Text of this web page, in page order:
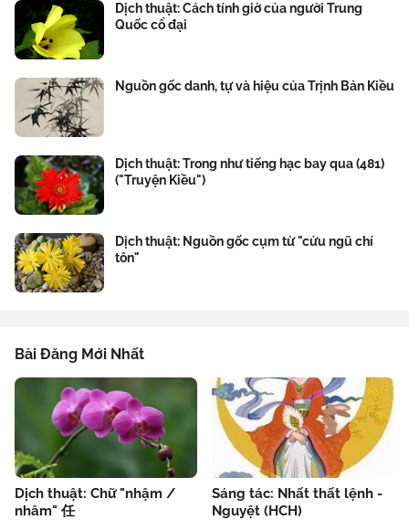
Dịch thuật: Cách tính giờ của người Trung
Quốc cổ đại
Nguồn gốc danh, tự và hiệu của Trịnh Bản Kiều
Dịch thuật: Trong như tiếng hạc bay qua (481)
("Truyện Kiều")
Dịch thuật: Nguồn gốc cụm từ "cửu ngũ chí
tôn"
Bài Đăng Mới Nhất
Dịch thuật: Chữ "nhậm /
nhâm" 任
Sáng tác: Nhất thất lệnh -
Nguyệt (HCH)